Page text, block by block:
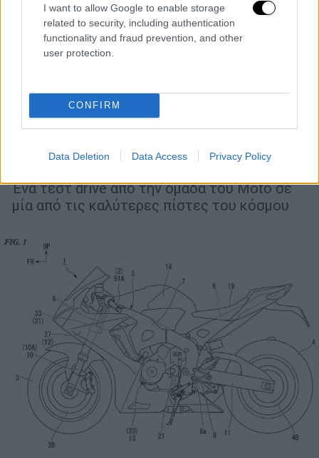
I want to allow Google to enable storage
related to security, including authentication
functionality and fraud prevention, and other
user protection.
CONFIRM
Data Deletion Data Access Privacy Policy
14.10.2024 15:14
Δοκιμή του Honda CBR600RR σε Ελλάδα
supersport κατηγορία!
Ένα τεστ drive από την ομάδα του Moto σε
μία από τις καλύτερες πίστες του κόσμου